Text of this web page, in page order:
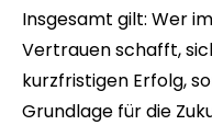
Insgesamt gilt: Wer
Vertrauen schafft,
kurzfristigen Erfolg,
Grundlage für die